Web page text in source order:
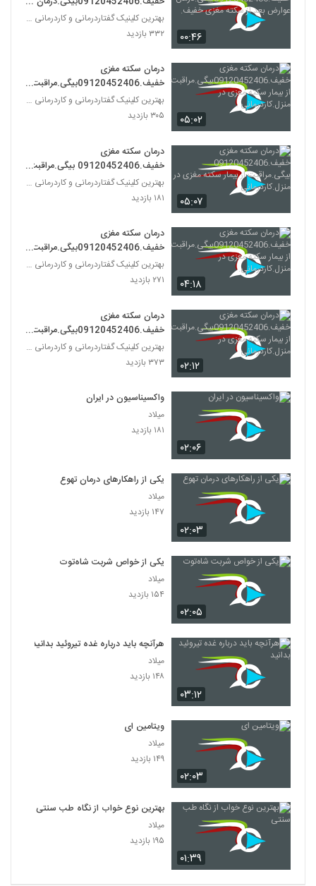
۰۰:۴۶
عوارض بعد از سکته مغزی خفیف.
بهترین کلینیک گفتاردرمانی و کاردرمانی تهران
۳۳۲ بازدید
۰۵:۰۲
درمان سکته مغزی
خفیف.09120452406بیگی.مراقبت
از بیمار سکته مغزی در منزل.کاردرمانی .بهترین کلینیک گفتاردرمانی و کاردرمانی تهران
۳۰۵ بازدید
۰۵:۰۷
درمان سکته مغزی
خفیف.09120452406 بیگی.مراقبت
از بیمار سکته مغزی در منزل.کاردرمانی بهترین کلینیک گفتاردرمانی و کاردرمانی تهران
۱۸۱ بازدید
۰۴:۱۸
درمان سکته مغزی
خفیف.09120452406بیگی.مراقبت
از بیمار سکته مغزی در منزل.کاردرمانی. بهترین کلینیک گفتاردرمانی و کاردرمانی تهران
۲۷۱ بازدید
۰۲:۱۲
درمان سکته مغزی
خفیف.09120452406بیگی.مراقبت
از بیمار سکته مغزی در منزل.کاردرمانی بهترین کلینیک گفتاردرمانی و کاردرمانی تهران
۳۷۳ بازدید
۰۲:۰۶
واکسیناسیون در ایران
میلاد
۱۸۱ بازدید
۰۲:۰۳
یکی از راهکارهای درمان تهوع
میلاد
۱۴۷ بازدید
۰۲:۰۵
یکی از خواص شربت شاه‌توت
میلاد
۱۵۴ بازدید
۰۳:۱۲
هرآنچه باید درباره غده تیروئید بدانید
میلاد
۱۴۸ بازدید
۰۲:۰۳
ویتامین‌ ای
میلاد
۱۴۹ بازدید
۰۱:۳۹
بهترین نوع خواب از نگاه طب سنتی
میلاد
۱۹۵ بازدید